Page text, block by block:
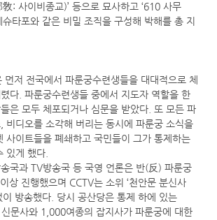
敎: 사이비종교)’ 등으로 묘사하고 ‘610 사무
슈타포와 같은 비밀 조직을 구성해 박해를 총 지
저 전국에서 파룬궁수련생들을 대대적으로 체
다. 파룬궁수련생들 중에서 지도자 역할을 한
은 모두 체포되거나 심문을 받았다. 또 모든 파
비디오를 소각해 버리는 동시에 파룬궁 소식을
사이트들을 폐쇄하고 국민들이 그가 통제하는
있게 했다.
국과 TV방송국 등 국영 언론은 반(反) 파룬궁
상 진행했으며 CCTV는 소위 ‘천안문 분신사
이 방송했다. 당시 공산당은 통제 하에 있는
문사와 1,000여종의 잡지사가 파룬궁에 대한